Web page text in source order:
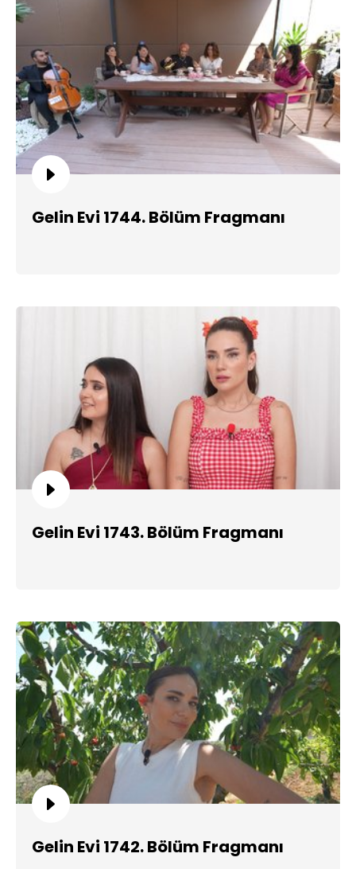
Gelin Evi 1744. Bölüm Fragmanı
Gelin Evi 1743. Bölüm Fragmanı
Gelin Evi 1742. Bölüm Fragmanı